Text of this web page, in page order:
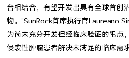
台相结合，有望开发出具有全球首创
物。”SunRock首席执行官Laureano
为尚未充分开发但经临床验证的靶点
侵袭性肿瘤患者解决未满足的临床需